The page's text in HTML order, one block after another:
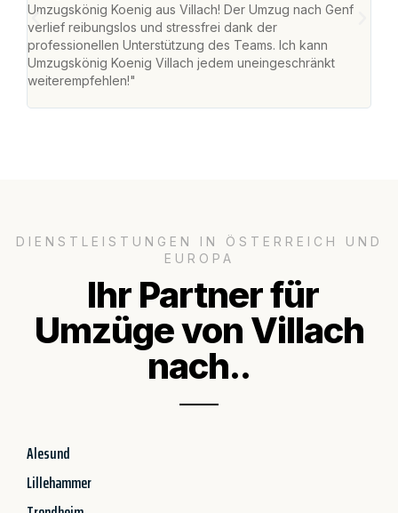
Umzugskönig Koenig aus Villach! Der Umzug nach Genf
verlief reibungslos und stressfrei dank der
professionellen Unterstützung des Teams. Ich kann
Umzugskönig Koenig Villach jedem uneingeschränkt
weiterempfehlen!"
DIENSTLEISTUNGEN IN ÖSTERREICH UND
EUROPA
Ihr Partner für
Umzüge von Villach
nach..
Alesund
Lillehammer